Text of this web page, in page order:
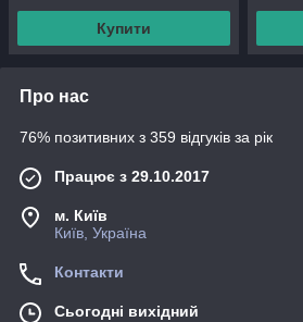
Купити
Про нас
76% позитивних з 359 відгуків за рік
Працює з 29.10.2017
м. Київ
Київ, Україна
Контакти
Сьогодні вихідний